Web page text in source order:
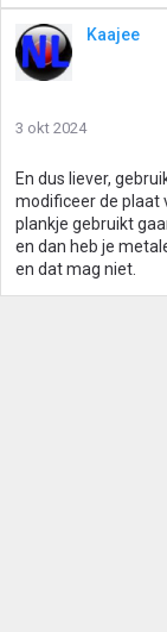
Kaajee
3 okt 2024
En dus liever,
modificeer de plaat
plankje gebruikt
en dan heb je
en dat mag niet.